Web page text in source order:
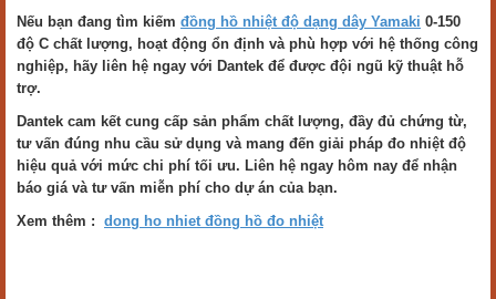
Nếu bạn đang tìm kiếm đồng hồ nhiệt độ dạng dây Yamaki 0-150
độ C chất lượng, hoạt động ổn định và phù hợp với hệ thống công
nghiệp, hãy liên hệ ngay với Dantek để được đội ngũ kỹ thuật hỗ
trợ.
Dantek cam kết cung cấp sản phẩm chất lượng, đầy đủ chứng từ,
tư vấn đúng nhu cầu sử dụng và mang đến giải pháp đo nhiệt độ
hiệu quả với mức chi phí tối ưu. Liên hệ ngay hôm nay để nhận
báo giá và tư vấn miễn phí cho dự án của bạn.
Xem thêm : dong ho nhiet đồng hồ đo nhiệt